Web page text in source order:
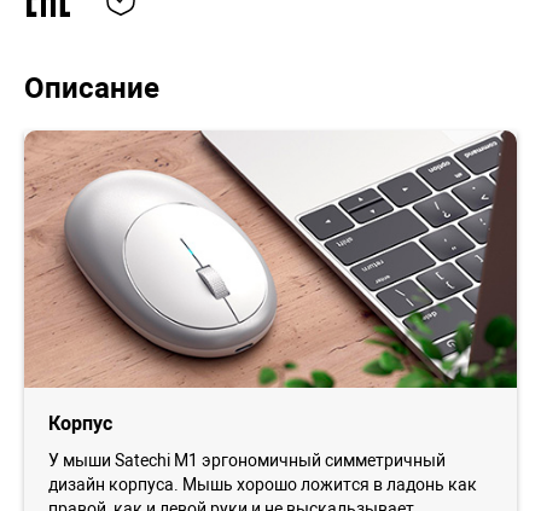
Описание
Корпус
У мыши Satechi M1 эргономичный симметричный
дизайн корпуса. Мышь хорошо ложится в ладонь как